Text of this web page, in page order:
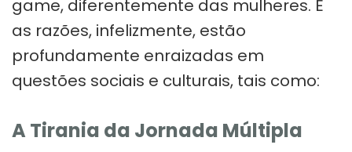
game, diferentemente das mulheres. E
as razões, infelizmente, estão
profundamente enraizadas em
questões sociais e culturais, tais como:
A Tirania da Jornada Múltipla